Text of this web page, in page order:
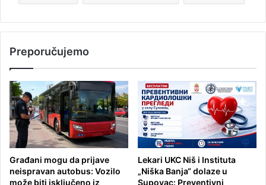
Preporučujemo
Građani mogu da prijave
neispravan autobus: Vozilo
može biti isključeno iz
Lekari UKC Niš i Instituta
„Niška Banja“ dolaze u
Supovac: Preventivni